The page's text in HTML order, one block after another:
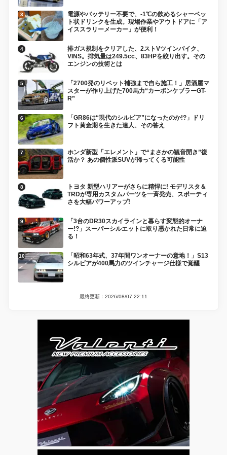
電源やバッテリー不要で、-1℃の飲めるシャーベッ
ト状ドリンクを生成。現場作業やアウトドアに「ア
イススラリーメーカー」が便利！
排ガス規制をクリアした、2ストVツインバイク、
VINS。排気量は249.5cc、83HPを絞り出す。その
エンジンの技術とは
「2700発のリベット補強まで自ら施工！」居酒屋マ
スターが作り上げた700馬力“カーボンケブラーGT-
R”
「GR86は“現代のシルビア”になったのか!?」ドリ
フト黄金期を生きた達人、その答え
ホンダ新型「エレメント」で“まさかの観音開き”復
活か？ あの個性派SUVが帰ってくる可能性
トヨタ 新型ハリアーがさらに精悍に! モデリスタ＆
TRDが専用カスタムパーツを一斉発売、スポーティ
さを大幅パワーアップ!
「3台のDR30スカイラインと暮らす変態的オーナ
ー!?」スーパーシルエットに取り憑かれた日常に迫
る！
「昭和63年式、37年間ワンオーナーの意地！」S13
シルビアが400馬力のツインチャージ仕様で覚醒
最終更新：2026/08/07 22:11